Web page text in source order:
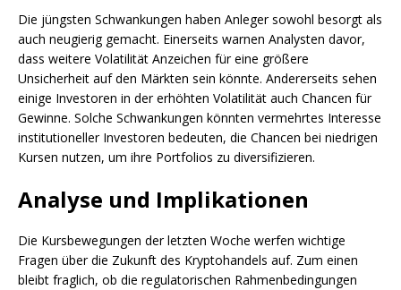
Die jüngsten Schwankungen haben Anleger sowohl besorgt als
auch neugierig gemacht. Einerseits warnen Analysten davor,
dass weitere Volatilität Anzeichen für eine größere
Unsicherheit auf den Märkten sein könnte. Andererseits sehen
einige Investoren in der erhöhten Volatilität auch Chancen für
Gewinne. Solche Schwankungen könnten vermehrtes Interesse
institutioneller Investoren bedeuten, die Chancen bei niedrigen
Kursen nutzen, um ihre Portfolios zu diversifizieren.
Analyse und Implikationen
Die Kursbewegungen der letzten Woche werfen wichtige
Fragen über die Zukunft des Kryptohandels auf. Zum einen
bleibt fraglich, ob die regulatorischen Rahmenbedingungen